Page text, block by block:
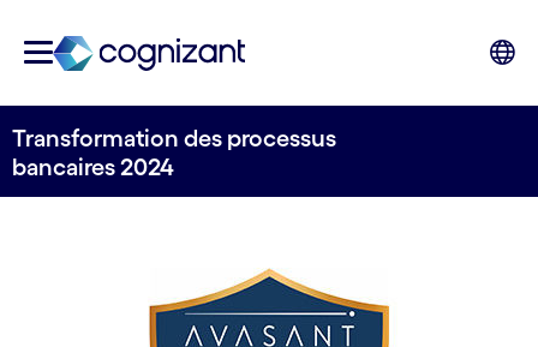
Transformation des processus
bancaires 2024